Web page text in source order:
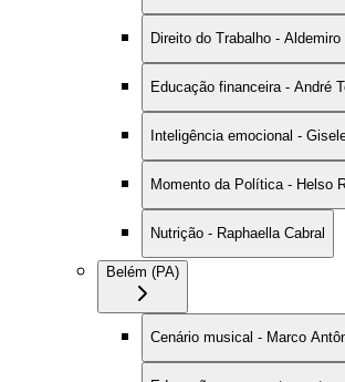
Direito do Trabalho - Aldemiro
Educação financeira - André
Inteligência emocional -
Momento da Política - Helso
Nutrição - Raphaella Cabral
Belém (PA)
Cenário musical - Marco